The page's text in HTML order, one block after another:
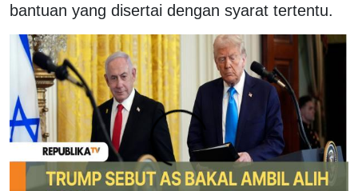
bantuan yang disertai dengan syarat tertentu.